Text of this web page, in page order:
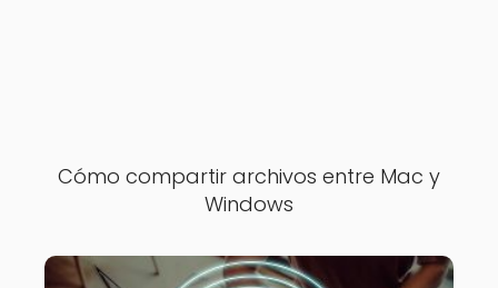
Cómo compartir archivos entre Mac y
Windows